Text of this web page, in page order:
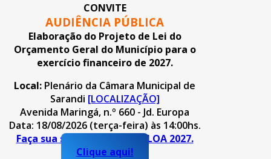
CONVITE
AUDIÊNCIA PÚBLICA
Elaboração do Projeto de Lei do
Orçamento Geral do Município para o
exercício financeiro de 2027.
Local: Plenário da Câmara Municipal de
Sarandi [LOCALIZAÇÃO]
Avenida Maringá, n.º 660 - Jd. Europa
Data: 18/08/2026 (terça-feira) às 14:00hs.
Faça sua sugestão para o PLOA 2027.
Clique aqui!